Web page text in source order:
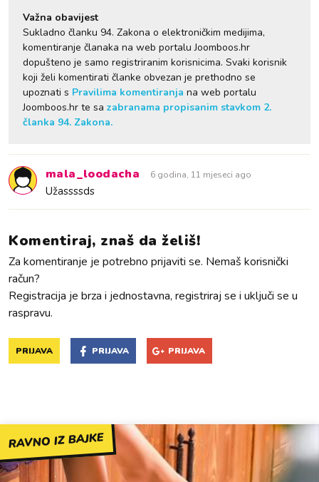
Važna obavijest
Sukladno članku 94. Zakona o elektroničkim medijima,
komentiranje članaka na web portalu Joomboos.hr
dopušteno je samo registriranim korisnicima. Svaki korisnik
koji želi komentirati članke obvezan je prethodno se
upoznati s Pravilima komentiranja na web portalu
Joomboos.hr te sa zabranama propisanim stavkom 2.
članka 94. Zakona.
mala_loodacha 6 godina, 11 mjeseci ago
Užassssds
Komentiraj, znaš da želiš!
Za komentiranje je potrebno prijaviti se. Nemaš korisnički
račun?
Registracija je brza i jednostavna, registriraj se i uključi se u
raspravu.
PRIJAVA PRIJAVA PRIJAVA
RAVNO IZ BAJKE